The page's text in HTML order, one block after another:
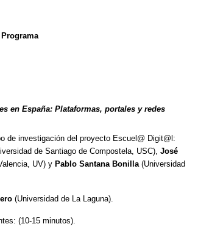
Programa
en España: Plataformas, portales y redes
de investigación del proyecto Escuel@ Digit@l:
de Santiago de Compostela, USC),José
UV) yPablo Santana Bonilla (Universidad
(Universidad de La Laguna).
(10-15 minutos).